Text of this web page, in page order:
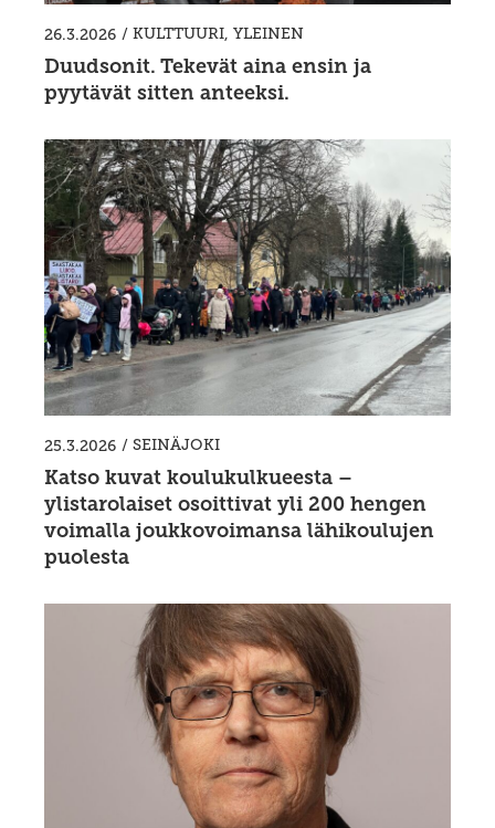
26.3.2026 / KULTTUURI, YLEINEN
Duudsonit. Tekevät aina ensin ja
pyytävät sitten anteeksi.
25.3.2026 / SEINÄJOKI
Katso kuvat koulukulkueesta –
ylistarolaiset osoittivat yli 200 hengen
voimalla joukkovoimansa lähikoulujen
puolesta